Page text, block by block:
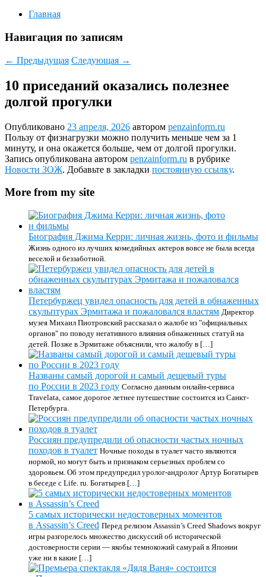
Главная
Навигация по записям
← Предыдущая Следующая →
10 приседаний оказались полезнее
долгой прогулки
Опубликовано 23 апреля, 2026 автором penzainform.ru
Пользу от физнагрузки можно получить меньше чем за 1
минуту, и она окажется больше, чем от долгой прогулки.
Запись опубликована автором penzainform.ru в рубрике
Новости ЗОЖ. Добавьте в закладки постоянную ссылку.
More from my site
Биография Джима Керри: личная жизнь, фото и фильмы
Жизнь одного из лучших комедийных актеров вовсе не была всегда
веселой и беззаботной.
Петербуржец увидел опасность для детей в обнаженных
скульптурах Эрмитажа и пожаловался властям Директор
музея Михаил Пиотровский рассказал о жалобе из "официальных
органов" по поводу негативного влияния обнаженных статуй на
детей. Позже в Эрмитаже объяснили, что жалобу в […]
Названы самый дорогой и самый дешевый туры
по России в 2023 году Согласно данным онлайн-сервиса
Travelata, самое дорогое летнее путешествие состоится из Санкт-
Петербурга.
Россиян предупредили об опасности частых ночных
походов в туалет Ночные походы в туалет часто являются
нормой, но могут быть и признаком серьезных проблем со
здоровьем. Об этом предупредил уролог-андролог Артур Богатырев
в беседе с Life. ru. Богатырев […]
5 самых исторически недостоверных моментов
в Assassin’s Creed Перед релизом Assassin’s Creed Shadows вокруг
игры разгорелось множество дискуссий об исторической
достоверности серии — якобы темнокожий самурай в Японии
уже ни в какие […]